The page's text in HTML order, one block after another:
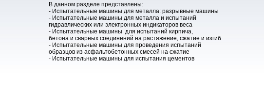
В данном разделе представлены:
- Испытательные машины для металла: разрывные машины
- Испытательные машины для металла и испытаний
гидравлических или электронных индикаторов веса
- Испытательные машины для испытаний кирпича,
бетона и сварных соединений на растяжение, сжатие и изгиб
- Испытательные машины для проведения испытаний
образцов из асфальтобетонных смесей на сжатие
- Испытательные машины для испытания цементов